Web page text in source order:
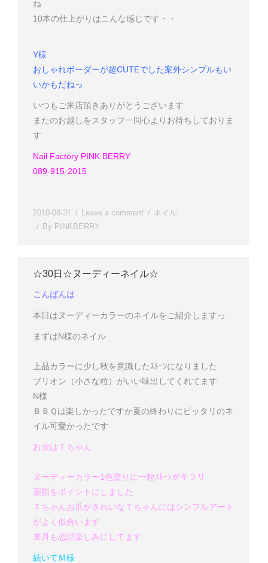
ね
10本の仕上がりはこんな感じです・・
Y様
おしゃれボーダーが超CUTEでした案外シンプルもい
いかもだねっ
いつもご来店頂きありがとうございます
またのお越しをスタッフ一同心よりお待ちしておりま
す
Nail Factory PINK BERRY
089-915-2015
2010-08-31 Leave a comment
ネイル
By PINKBERRY
☆30日☆ヌーディーネイル☆
こんばんは
本日はヌーディーカラーのネイルをご紹介しますっ
まずはN様のネイル
上品カラーに少し秋を意識したｽﾄｰﾝになりました
ブリオン（小さな粒）がいい味出してくれてます
N様
ＢＢＱは楽しかったですか夏の終わりにピッタリのネ
イル可愛かったです
お次はＴちゃん
ヌーディーカラー1色塗りに一粒ｽﾄｰﾝがキラリ
薬指をポイントにしました
Ｔちゃんお爪がきれいなＴちゃんにはシンプルアート
がよく似合います
来月も恋話楽しみにしてます
続いてＭ様